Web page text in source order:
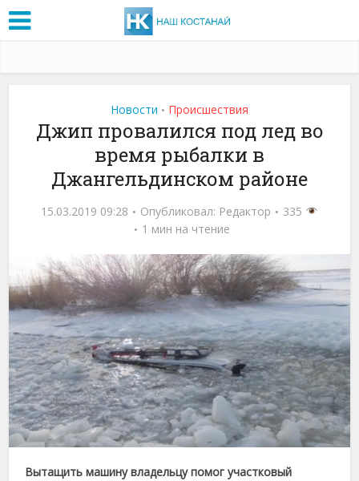
Новости • Проиcшествия
Джип провалился под лед во
время рыбалки в
Джангельдинском районе
15.03.2019 09:28 Опубликовал: Редактор
335
1 мин на чтение
Вытащить машину владельцу помог участковый